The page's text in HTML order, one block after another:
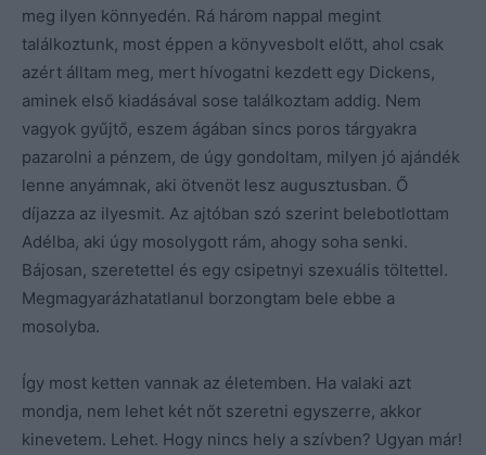
meg ilyen könnyedén. Rá három nappal megint
találkoztunk, most éppen a könyvesbolt előtt, ahol csak
azért álltam meg, mert hívogatni kezdett egy Dickens,
aminek első kiadásával sose találkoztam addig. Nem
vagyok gyűjtő, eszem ágában sincs poros tárgyakra
pazarolni a pénzem, de úgy gondoltam, milyen jó ajándék
lenne anyámnak, aki ötvenöt lesz augusztusban. Ő
díjazza az ilyesmit. Az ajtóban szó szerint belebotlottam
Adélba, aki úgy mosolygott rám, ahogy soha senki.
Bájosan, szeretettel és egy csipetnyi szexuális töltettel.
Megmagyarázhatatlanul borzongtam bele ebbe a
mosolyba.
Így most ketten vannak az életemben. Ha valaki azt
mondja, nem lehet két nőt szeretni egyszerre, akkor
kinevetem. Lehet. Hogy nincs hely a szívben? Ugyan már!